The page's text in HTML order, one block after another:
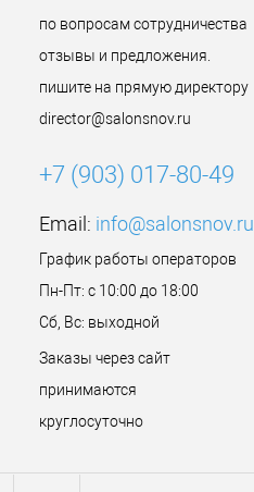
по вопросам сотрудничества
отзывы и предложения.
пишите на прямую директору
director@salonsnov.ru
+7 (903) 017-80-49
Email: info@salonsnov.ru
График работы операторов
Пн-Пт: с 10:00 до 18:00
Сб, Вс: выходной
Заказы через сайт
принимаются
круглосуточно